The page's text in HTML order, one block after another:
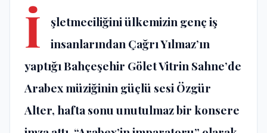
İ
şletmeciliğini ülkemizin genç iş
insanlarından Çağrı Yılmaz’ın
yaptığı Bahçeşehir Gölet Vitrin Sahne’de
Arabex müziğinin güçlü sesi Özgür
Alter, hafta sonu unutulmaz bir konsere